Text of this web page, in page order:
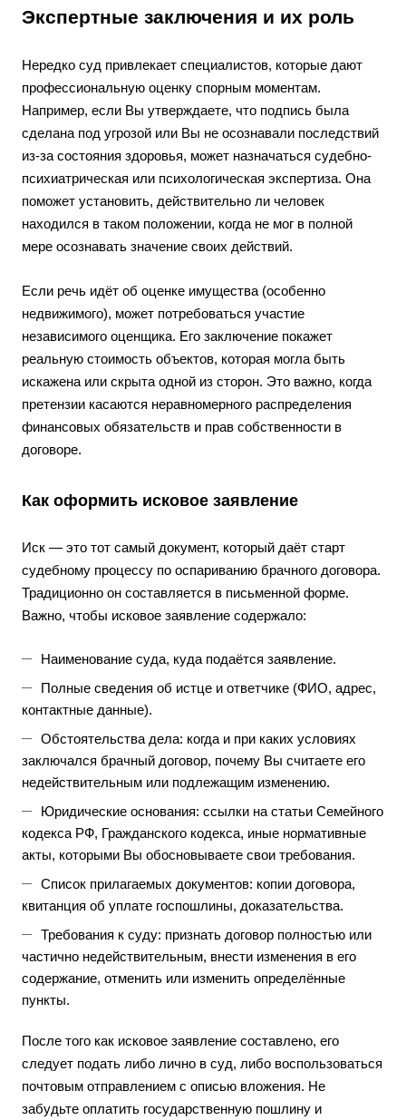
Экспертные заключения и их роль
Нередко суд привлекает специалистов, которые дают
профессиональную оценку спорным моментам.
Например, если Вы утверждаете, что подпись была
сделана под угрозой или Вы не осознавали последствий
из-за состояния здоровья, может назначаться судебно-
психиатрическая или психологическая экспертиза. Она
поможет установить, действительно ли человек
находился в таком положении, когда не мог в полной
мере осознавать значение своих действий.
Если речь идёт об оценке имущества (особенно
недвижимого), может потребоваться участие
независимого оценщика. Его заключение покажет
реальную стоимость объектов, которая могла быть
искажена или скрыта одной из сторон. Это важно, когда
претензии касаются неравномерного распределения
финансовых обязательств и прав собственности в
договоре.
Как оформить исковое заявление
Иск — это тот самый документ, который даёт старт
судебному процессу по оспариванию брачного договора.
Традиционно он составляется в письменной форме.
Важно, чтобы исковое заявление содержало:
Наименование суда, куда подаётся заявление.
Полные сведения об истце и ответчике (ФИО, адрес,
контактные данные).
Обстоятельства дела: когда и при каких условиях
заключался брачный договор, почему Вы считаете его
недействительным или подлежащим изменению.
Юридические основания: ссылки на статьи Семейного
кодекса РФ, Гражданского кодекса, иные нормативные
акты, которыми Вы обосновываете свои требования.
Список прилагаемых документов: копии договора,
квитанция об уплате госпошлины, доказательства.
Требования к суду: признать договор полностью или
частично недействительным, внести изменения в его
содержание, отменить или изменить определённые
пункты.
После того как исковое заявление составлено, его
следует подать либо лично в суд, либо воспользоваться
почтовым отправлением с описью вложения. Не
забудьте оплатить государственную пошлину и